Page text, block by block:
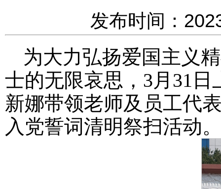
发布时间：
为大力弘扬爱国主义
士的无限哀思，3月31
新娜带领老师及员工代
入党誓词清明祭扫活动